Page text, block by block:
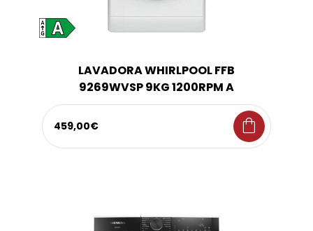
LAVADORA WHIRLPOOL FFB
9269WVSP 9KG 1200RPM A
459,00€ shopping_bag